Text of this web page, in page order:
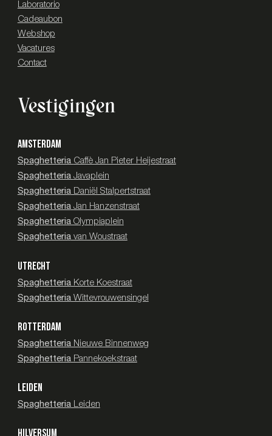
Laboratorio
Cadeaubon
Webshop
Vacatures
Contact
Vestigingen
AMSTERDAM
Spaghetteria Caffè Jan Pieter Heijestraat
Spaghetteria Javaplein
SpaghetteriaDaniël Stalpertstraat
SpaghetteriaJan Hanzenstraat
SpaghetteriaOlympiaplein
Spaghetteriavan Woustraat
UTRECHT
SpaghetteriaKorte Koestraat
SpaghetteriaWittevrouwensingel
ROTTERDAM
SpaghetteriaNieuwe Binnenweg
SpaghetteriaPannekoekstraat
LEIDEN
SpaghetteriaLeiden